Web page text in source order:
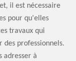
il est nécessaire
pour qu'elles
travaux qui
professionnels.
adresser à